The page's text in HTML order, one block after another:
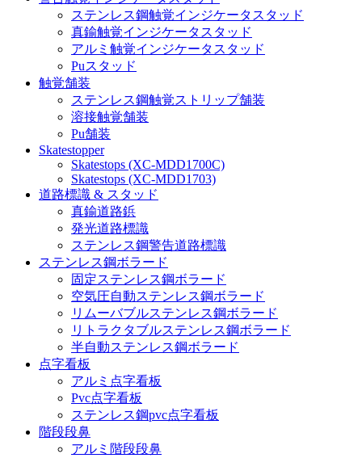
ステンレス鋼触覚インジケータスタッド
真鍮触覚インジケータスタッド
アルミ触覚インジケータスタッド
Puスタッド
触覚舗装
ステンレス鋼触覚ストリップ舗装
溶接触覚舗装
Pu舗装
Skatestopper
Skatestops (XC-MDD1700C)
Skatestops (XC-MDD1703)
道路標識 & スタッド
真鍮道路鋲
発光道路標識
ステンレス鋼警告道路標識
ステンレス鋼ボラード
固定ステンレス鋼ボラード
空気圧自動ステンレス鋼ボラード
リムーバブルステンレス鋼ボラード
リトラクタブルステンレス鋼ボラード
半自動ステンレス鋼ボラード
点字看板
アルミ点字看板
Pvc点字看板
ステンレス鋼pvc点字看板
階段段鼻
アルミ階段段鼻